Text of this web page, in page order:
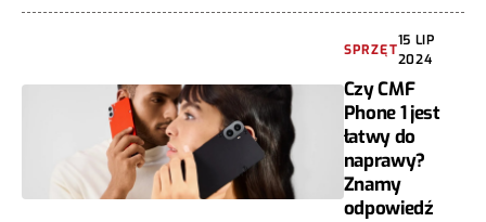
SPRZĘT
15 LIP
2024
Czy CMF
Phone 1 jest
łatwy do
naprawy?
Znamy
odpowiedź